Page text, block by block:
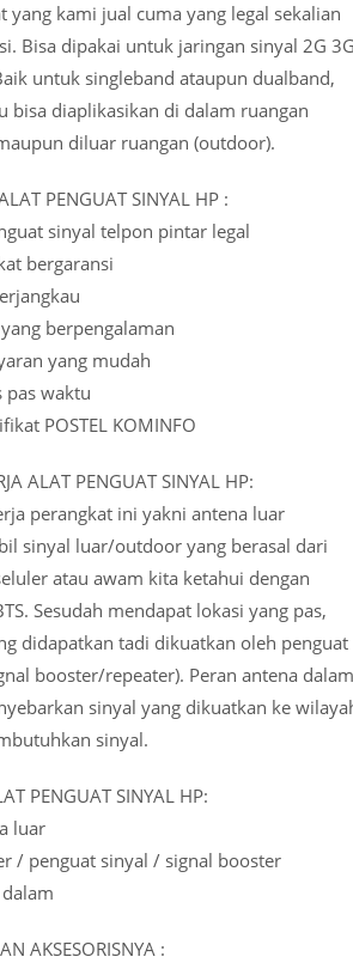
yang kami jual cuma yang legal sekalian
Bisa dipakai untuk jaringan sinyal 2G
untuk singleband ataupun dualband,
bisa diaplikasikan di dalam ruangan
diluar ruangan (outdoor).
PENGUAT SINYAL HP :
sinyal telpon pintar legal
bergaransi
berpengalaman
yang mudah
pas waktu
POSTEL KOMINFO
ALAT PENGUAT SINYAL HP:
perangkat ini yakni antena luar
sinyal luar/outdoor yang berasal dari
atau awam kita ketahui dengan
Sesudah mendapat lokasi yang pas,
didapatkan tadi dikuatkan oleh penguat
booster/repeater). Peran antena
sinyal yang dikuatkan ke
sinyal.
PENGUAT SINYAL HP:
luar
/ penguat sinyal / signal booster
AKSESORISNYA :